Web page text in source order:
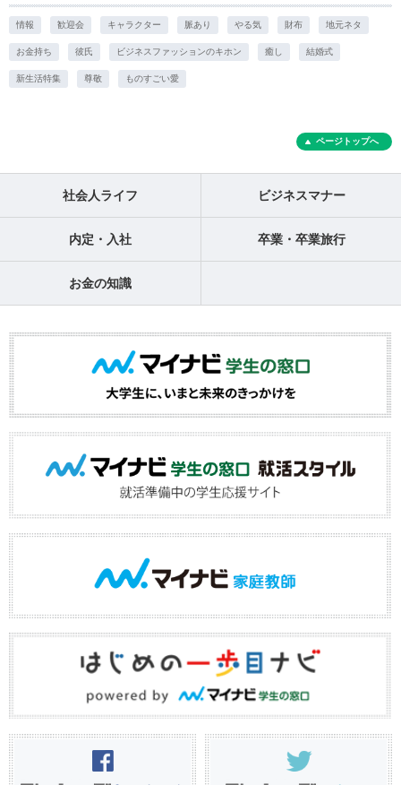
情報 歓迎会 キャラクター 脈あり やる気 財布 地元ネタ
お金持ち 彼氏 ビジネスファッションのキホン 癒し 結婚式
新生活特集 尊敬 ものすごい愛
ページトップへ
社会人ライフ ビジネスマナー
内定・入社 卒業・卒業旅行
お金の知識